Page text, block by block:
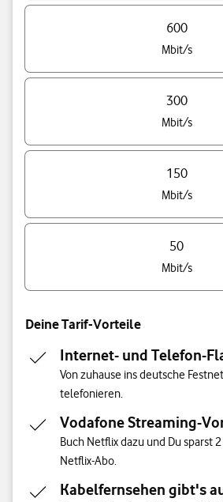
600
Mbit/s
300
Mbit/s
150
Mbit/s
50
Mbit/s
Deine Tarif-Vorteile
Internet- und Telefon-
Von zuhause ins deutsche
telefonieren.
Vodafone Streaming-
Buch Netflix dazu und Du sparst
Netflix-Abo.
Kabelfernsehen gibt's